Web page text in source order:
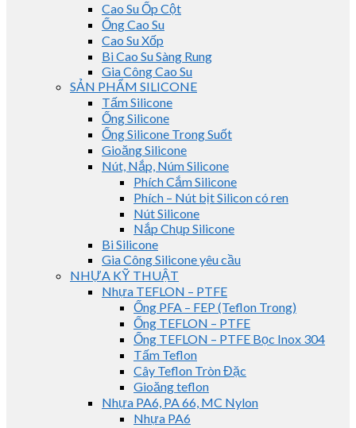
Cao Su Ốp Cột
Ống Cao Su
Cao Su Xốp
Bi Cao Su Sàng Rung
Gia Công Cao Su
SẢN PHẨM SILICONE
Tấm Silicone
Ống Silicone
Ống Silicone Trong Suốt
Gioăng Silicone
Nút, Nắp, Núm Silicone
Phích Cắm Silicone
Phích – Nút bịt Silicon có ren
Nút Silicone
Nắp Chụp Silicone
Bi Silicone
Gia Công Silicone yêu cầu
NHỰA KỸ THUẬT
Nhựa TEFLON – PTFE
Ống PFA – FEP (Teflon Trong)
Ống TEFLON – PTFE
Ống TEFLON – PTFE Bọc Inox 304
Tấm Teflon
Cây Teflon Tròn Đặc
Gioăng teflon
Nhựa PA6, PA 66, MC Nylon
Nhựa PA6